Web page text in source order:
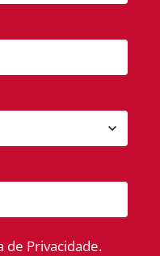
de Privacidade.